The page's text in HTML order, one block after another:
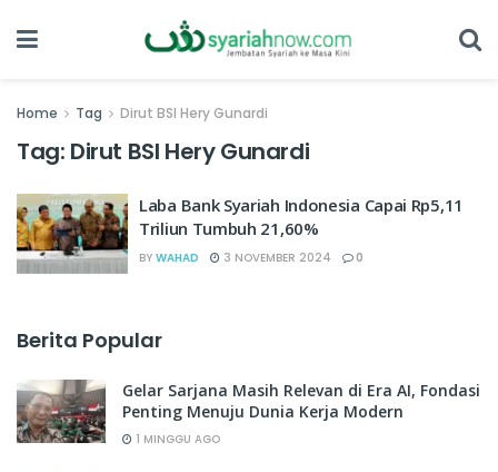
Home Tag Dirut BSI Hery Gunardi
Tag: Dirut BSI Hery Gunardi
Laba Bank Syariah Indonesia Capai Rp5,11
Triliun Tumbuh 21,60%
BY WAHAD 3 NOVEMBER 2024 0
Berita Popular
Gelar Sarjana Masih Relevan di Era AI, Fondasi
Penting Menuju Dunia Kerja Modern
1 MINGGU AGO